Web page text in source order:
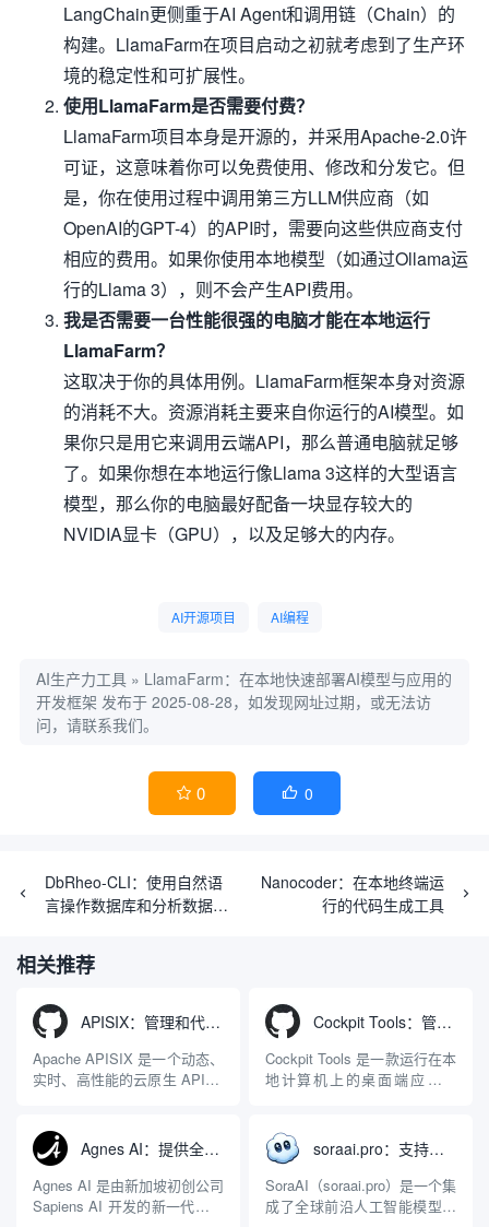
LangChain更侧重于AI Agent和调用链（Chain）的
构建。LlamaFarm在项目启动之初就考虑到了生产环
境的稳定性和可扩展性。
使用LlamaFarm是否需要付费？
LlamaFarm项目本身是开源的，并采用Apache-2.0许
可证，这意味着你可以免费使用、修改和分发它。但
是，你在使用过程中调用第三方LLM供应商（如
OpenAI的GPT-4）的API时，需要向这些供应商支付
相应的费用。如果你使用本地模型（如通过Ollama运
行的Llama 3），则不会产生API费用。
我是否需要一台性能很强的电脑才能在本地运行
LlamaFarm？
这取决于你的具体用例。LlamaFarm框架本身对资源
的消耗不大。资源消耗主要来自你运行的AI模型。如
果你只是用它来调用云端API，那么普通电脑就足够
了。如果你想在本地运行像Llama 3这样的大型语言
模型，那么你的电脑最好配备一块显存较大的
NVIDIA显卡（GPU），以及足够大的内存。
AI开源项目 AI编程
AI生产力工具 » LlamaFarm：在本地快速部署AI模型与应用的
开发框架 发布于 2025-08-28，如发现网址过期，或无法访
问，请联系我们。
 0  0
DbRheo-CLI：使用自然语
言操作数据库和分析数据的
Nanocoder：在本地终端运
行的代码生成工具
相关推荐
APISIX：管理和代理API及大模型流量的高性能网关
Apache APISIX 是一个动态、
实时、高性能的云原生 API 网
LuaJIT 构建，并在 2019 年作
为顶级开源项目捐赠给
Apache 软件基金会。APISIX
彻底摒...
Cockpit Tools：管理多个AI编程IDE账号与配置多开独立实例的本地桌面应用
Cockpit Tools 是一款运行在本
地计算机上的桌面端应用程
程助手的账号与运行环境而设
计。它目前支持包括
Antigravity IDE、Codex、
GitHub Copilo...
Agnes AI：提供全模态模型免费API、支持图文视频生成与复杂工程执行的智能体平台
Agnes AI 是由新加坡初创公司
Sapiens AI 开发的新一代多模
soraai.pro：支持多模型文字转视频和图像生成的在线创作工具
SoraAI（soraai.pro）是一个集
成了全球前沿人工智能模型的